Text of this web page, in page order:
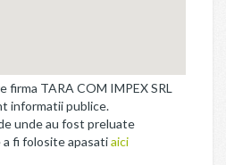
TARA COM IMPEX SRL
informatii publice.
unde au fost preluate
fi folosite apasatiaici